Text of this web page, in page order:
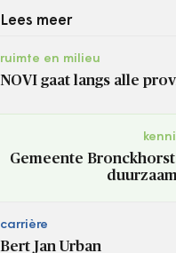
Lees meer
ruimte en milieu
NOVI gaat langs alle
Gemeente
carrière
Bert Jan Urban